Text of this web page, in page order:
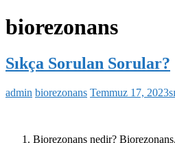
biorezonans
Sıkça Sorulan Sorular?
admin biorezonans Temmuz 17, 2023
Biorezonans nedir?